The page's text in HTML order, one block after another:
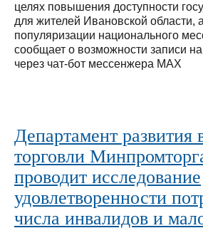
целях повышения доступности
для жителей Ивановской области,
популяризации национального
сообщает о возможности записи
через чат-бот мессенжера МАХ
Департамент развития
торговли
проводит исследование
удовлетворенности
числа инвалидов и